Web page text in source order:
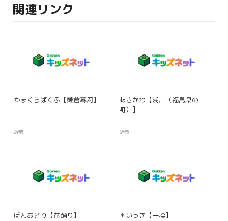
関連リンク
かまくらばくふ【鎌倉幕府】
辞典
あさかわ【浅川（福島県の
町）】
辞典
ぼんおどり【盆踊り】 ＊いっき【一揆】